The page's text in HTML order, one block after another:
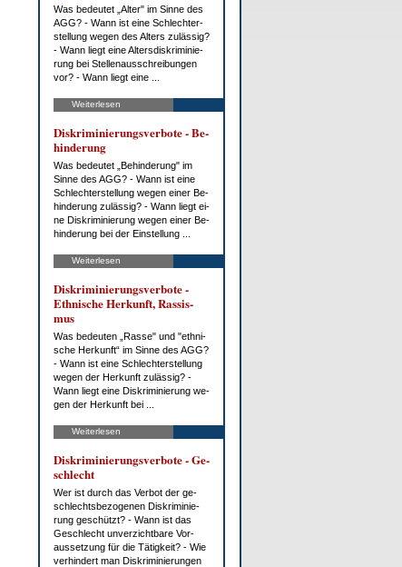
Was be­deu­tet „Al­ter" im Sin­ne des
AGG? - Wann ist ei­ne Schlech­ter­
stel­lung we­gen des Al­ters zu­läs­sig?
- Wann liegt ei­ne Al­ters­dis­kri­mi­nie­
rung bei Stel­len­aus­schrei­bun­gen
vor? - Wann liegt ei­ne ...
Weiterlesen
Dis­kri­mi­nie­rungs­ver­bo­te - Be­
hin­de­rung
Was be­deu­tet „Be­hin­de­rung" im
Sin­ne des AGG? - Wann ist ei­ne
Schlech­ter­stel­lung we­gen ei­ner Be­
hin­de­rung zu­läs­sig? - Wann liegt ei­
ne Dis­kri­mi­nie­rung we­gen ei­ner Be­
hin­de­rung bei der Ein­stel­lung ...
Weiterlesen
Dis­kri­mi­nie­rungs­ver­bo­te -
Eth­ni­sche Her­kunft, Ras­sis­
mus
Was be­deu­ten „Ras­se" und "eth­ni­
sche Her­kunft“ im Sin­ne des AGG?
- Wann ist ei­ne Schlech­ter­stel­lung
we­gen der Her­kunft zu­läs­sig? -
Wann liegt ei­ne Dis­kri­mi­nie­rung we­
gen der Her­kunft bei ...
Weiterlesen
Dis­kri­mi­nie­rungs­ver­bo­te - Ge­
schlecht
Wer ist durch das Ver­bot der ge­
schlechts­be­zo­ge­nen Dis­kri­mi­nie­
rung ge­schützt? - Wann ist das
Ge­schlecht un­ver­zicht­ba­re Vor­
aus­set­zung für die Tä­tig­keit? - Wie
ver­hin­dert man Dis­kri­mi­nie­run­gen